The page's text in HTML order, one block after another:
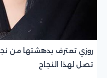
تصل لهذا النجاح